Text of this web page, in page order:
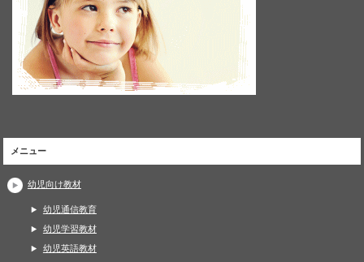
メニュー
幼児向け教材
幼児通信教育
幼児学習教材
幼児英語教材